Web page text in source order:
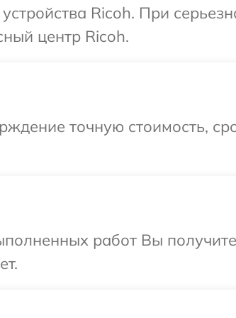
Ricoh. При
центр Ricoh.
точную стоимость,
работ Вы